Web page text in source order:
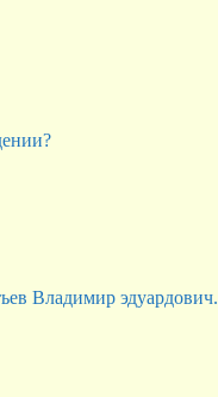
Владимир эдуардович.